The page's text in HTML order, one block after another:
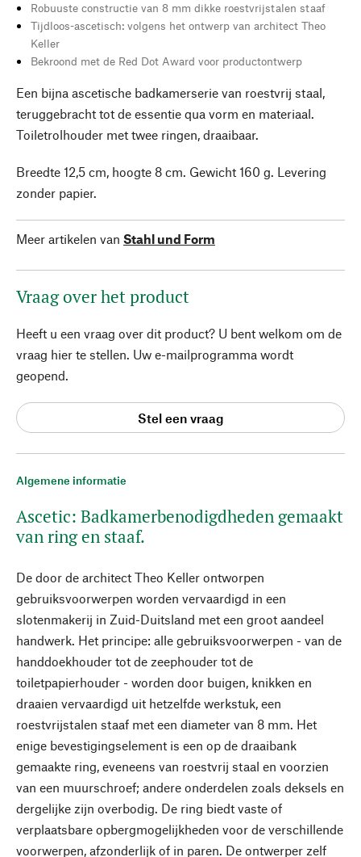
Algemene informatie
Ascetic: Badkamerbenodigdheden gemaakt
van ring en staaf.
De door de architect Theo Keller ontworpen
gebruiksvoorwerpen worden vervaardigd in een
slotenmakerij in Zuid-Duitsland met een groot aandeel
handwerk. Het principe: alle gebruiksvoorwerpen - van de
handdoekhouder tot de zeephouder tot de
toiletpapierhouder - worden door buigen, knikken en
draaien vervaardigd uit hetzelfde werkstuk, een
roestvrijstalen staaf met een diameter van 8 mm. Het
enige bevestigingselement is een op de draaibank
gemaakte ring, eveneens van roestvrij staal en voorzien
van een muurschroef; andere onderdelen zoals deksels en
dergelijke zijn overbodig. De ring biedt vaste of
verplaatsbare opbergmogelijkheden voor de verschillende
voorwerpen, afzonderlijk of in paren. De ontwerper zelf
Robuuste constructie van 8 mm dikke roestvrijstalen staaf
Tijdloos-ascetisch: volgens het ontwerp van architect Theo
Keller
Bekroond met de Red Dot Award voor productontwerp
Een bijna ascetische badkamerserie van roestvrij staal,
teruggebracht tot de essentie qua vorm en materiaal.
Toiletrolhouder met twee ringen, draaibaar.
Breedte 12,5 cm, hoogte 8 cm. Gewicht 160 g. Levering
zonder papier.
Meer artikelen van Stahl und Form
Vraag over het product
Heeft u een vraag over dit product? U bent welkom om de
vraag hier te stellen. Uw e-mailprogramma wordt
geopend.
Stel een vraag